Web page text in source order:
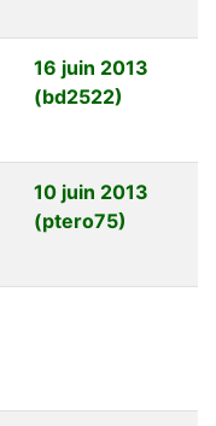
16 juin 2013
(bd2522)
10 juin 2013
(ptero75)